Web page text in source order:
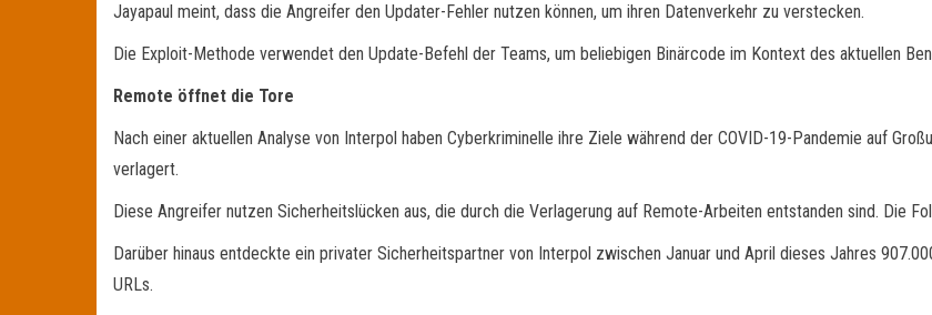
Jayapaul meint, dass die Angreifer den Updater-Fehler nutzen können, um ihren Datenverkehr zu verstecken.
Die Exploit-Methode verwendet den Update-Befehl der Teams, um beliebigen Binärcode im Kontext des aktuellen
Remote öffnet die Tore
Nach einer aktuellen Analyse von Interpol haben Cyberkriminelle ihre Ziele während der COVID-19-Pandemie auf
verlagert.
Diese Angreifer nutzen Sicherheitslücken aus, die durch die Verlagerung auf Remote-Arbeiten entstanden sind. Die
Darüber hinaus entdeckte ein privater Sicherheitspartner von Interpol zwischen Januar und April dieses Jahres
URLs.